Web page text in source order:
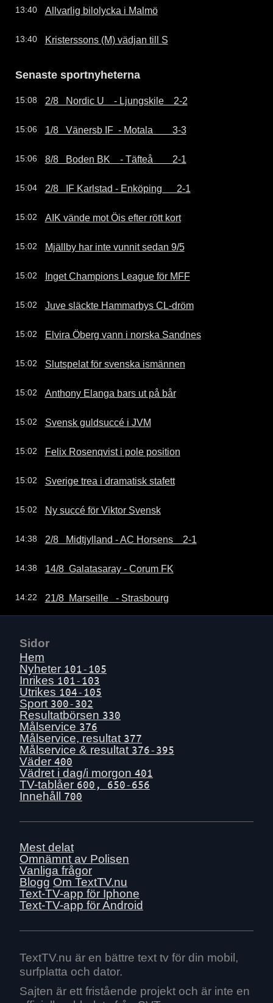
13:40 Allvarlig bilolycka i Malmö
13:40 Kristerssons (M) vädjan till S
Senaste sportnyheterna
15:08 2/8   Nordic U    - Ljungskile    2-2
15:06 1/8   Vänersb IF  - Motala        3-3
15:06 8/8   Boden BK    - Täfteå        2-1
15:04 2/8   IF Karlstad - Enköping      2-1
15:02 AIK vände mot Öis efter rött kort
15:02 Mjällby har inte vunnit sedan 9/5
15:02 Inget Champions League för MFF
15:02 Juve släckte Hammarbys CL-dröm
15:02 Elvira Öberg vann i norska Sandnes
15:02 Slutspelat för svenska ismännen
15:02 Anthony Elanga bars ut på bår
15:02 Svensk guldsuccé i JVM
15:02 Felix Rosenqvist i pole position
15:02 Sverige trea i dramatisk stafett
15:02 Ny succé för Viktor Svensk
14:38 2/8   Midtjylland - AC Horsens    2-1
14:38 14/8  Galatasaray - Corum FK
14:22 21/8  Marseille   - Strasbourg
Sidor
Hem
Nyheter 101-105
Inrikes 101-103
Utrikes 104-105
Sport 300-302
Resultatbörsen 330
Målservice 376
Målservice, resultat 377
Målservice & resultat 376-395
Väder 400
Vädret i dag/i morgon 401
TV-tablåer 600, 650-656
Innehåll 700
Mest delat
Omnämnt av Polisen
Vanliga frågor
Blogg Om TextTV.nu
Text-TV-app för Iphone
Text-TV-app för Android
TextTV.nu är en bättre text tv för din mobil,
surfplatta och dator.
Sajten är ett fristående projekt och är inte en